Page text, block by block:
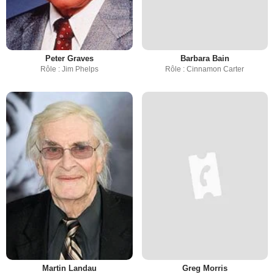
Peter Graves
Rôle : Jim Phelps
Barbara Bain
Rôle : Cinnamon Carter
Martin Landau Greg Morris